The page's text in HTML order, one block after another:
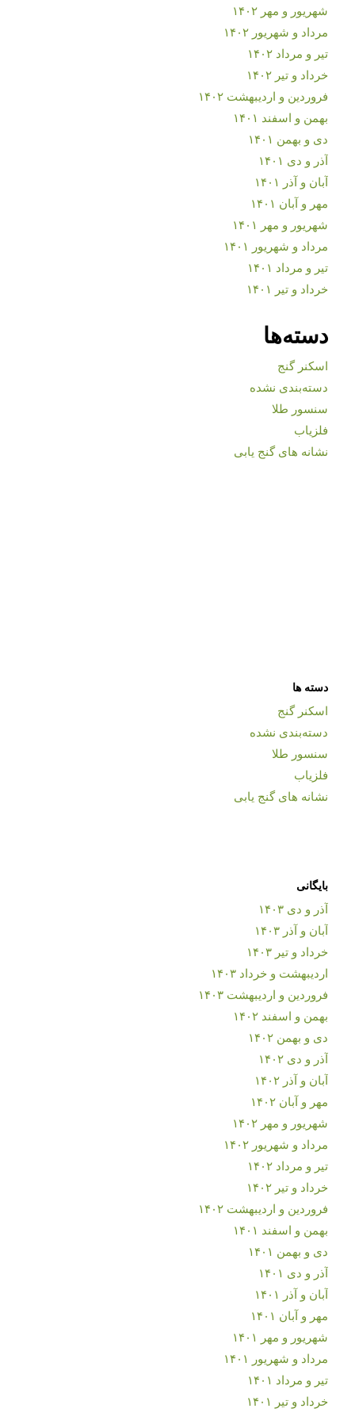
شهریور و مهر ۱۴۰۲
مرداد و شهریور ۱۴۰۲
تیر و مرداد ۱۴۰۲
خرداد و تیر ۱۴۰۲
فروردین و اردیبهشت ۱۴۰۲
بهمن و اسفند ۱۴۰۱
دی و بهمن ۱۴۰۱
آذر و دی ۱۴۰۱
آبان و آذر ۱۴۰۱
مهر و آبان ۱۴۰۱
شهریور و مهر ۱۴۰۱
مرداد و شهریور ۱۴۰۱
تیر و مرداد ۱۴۰۱
خرداد و تیر ۱۴۰۱
دسته‌ها
اسکنر گنج
دسته‌بندی نشده
سنسور طلا
فلزیاب
نشانه های گنج یابی
دسته ها
اسکنر گنج
دسته‌بندی نشده
سنسور طلا
فلزیاب
نشانه های گنج یابی
بایگانی
آذر و دی ۱۴۰۳
آبان و آذر ۱۴۰۳
خرداد و تیر ۱۴۰۳
اردیبهشت و خرداد ۱۴۰۳
فروردین و اردیبهشت ۱۴۰۳
بهمن و اسفند ۱۴۰۲
دی و بهمن ۱۴۰۲
آذر و دی ۱۴۰۲
آبان و آذر ۱۴۰۲
مهر و آبان ۱۴۰۲
شهریور و مهر ۱۴۰۲
مرداد و شهریور ۱۴۰۲
تیر و مرداد ۱۴۰۲
خرداد و تیر ۱۴۰۲
فروردین و اردیبهشت ۱۴۰۲
بهمن و اسفند ۱۴۰۱
دی و بهمن ۱۴۰۱
آذر و دی ۱۴۰۱
آبان و آذر ۱۴۰۱
مهر و آبان ۱۴۰۱
شهریور و مهر ۱۴۰۱
مرداد و شهریور ۱۴۰۱
تیر و مرداد ۱۴۰۱
خرداد و تیر ۱۴۰۱